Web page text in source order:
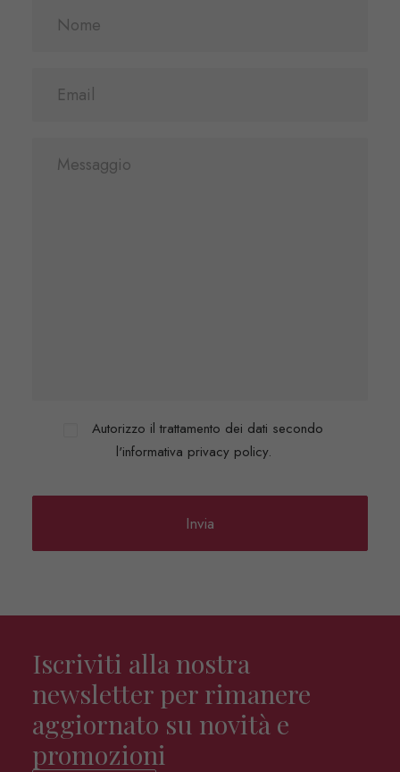
Autorizzo il trattamento dei dati secondo
l'informativa privacy policy.
Iscriviti alla nostra
newsletter per rimanere
aggiornato su novità e
promozioni